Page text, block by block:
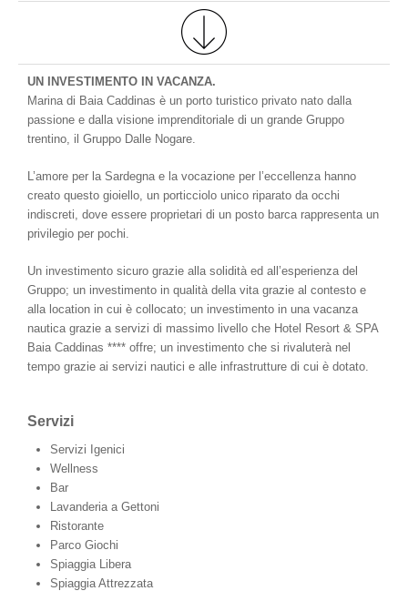
UN INVESTIMENTO IN VACANZA.
Marina di Baia Caddinas è un porto turistico privato nato dalla
passione e dalla visione imprenditoriale di un grande Gruppo
trentino, il Gruppo Dalle Nogare.
L’amore per la Sardegna e la vocazione per l’eccellenza hanno
creato questo gioiello, un porticciolo unico riparato da occhi
indiscreti, dove essere proprietari di un posto barca rappresenta un
privilegio per pochi.
Un investimento sicuro grazie alla solidità ed all’esperienza del
Gruppo; un investimento in qualità della vita grazie al contesto e
alla location in cui è collocato; un investimento in una vacanza
nautica grazie a servizi di massimo livello che Hotel Resort & SPA
Baia Caddinas **** offre; un investimento che si rivaluterà nel
tempo grazie ai servizi nautici e alle infrastrutture di cui è dotato.
Servizi
Servizi Igenici
Wellness
Bar
Lavanderia a Gettoni
Ristorante
Parco Giochi
Spiaggia Libera
Spiaggia Attrezzata